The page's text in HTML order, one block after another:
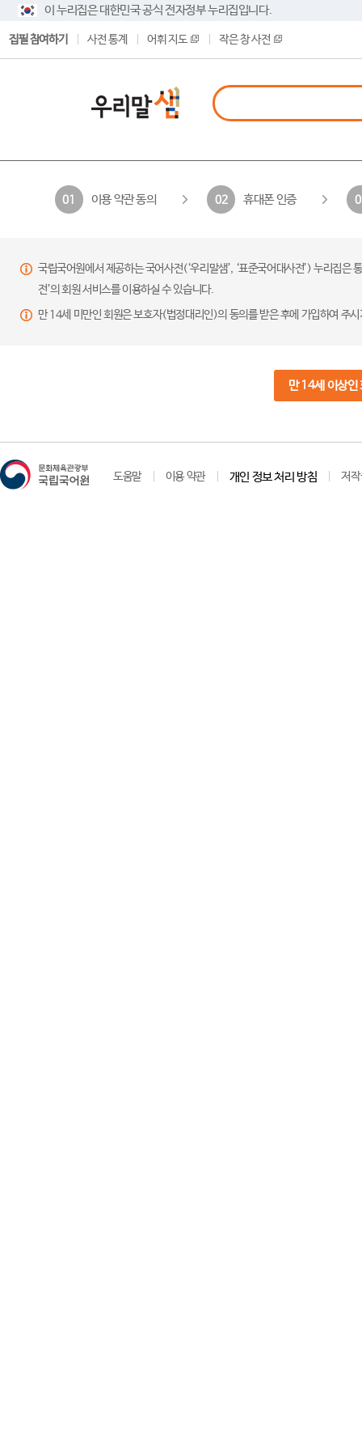
이 누리집은 대한민국 공식 전자정부 누리집입니다.
집필 참여하기 사전 통계 어휘 지도 작은 창 사전
01 이용 약관 동의 02 휴대폰 인증
국립국어원에서 제공하는 국어사전(‘우리말샘’, ‘표준국어대사전’) 누리집
전’의 회원 서비스를 이용하실 수 있습니다.
만 14세 미만인 회원은 보호자(법정대리인)의 동의를 받은 후에 가입하여 주
만 14세 이상인
도움말 이용 약관 개인 정보 처리 방침 저